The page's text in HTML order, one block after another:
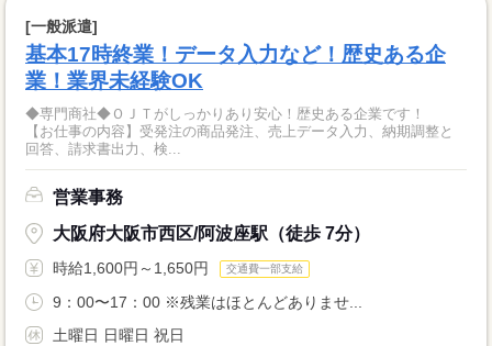
[一般派遣]
基本17時終業！データ入力など！歴史ある企
業！業界未経験OK
◆専門商社◆ＯＪＴがしっかりあり安心！歴史ある企業です！
【お仕事の内容】受発注の商品発注、売上データ入力、納期調整と
回答、請求書出力、検...
営業事務
大阪府大阪市西区/阿波座駅（徒歩 7分）
時給1,600円～1,650円 交通費一部支給
9：00〜17：00 ※残業はほとんどありませ...
土曜日 日曜日 祝日